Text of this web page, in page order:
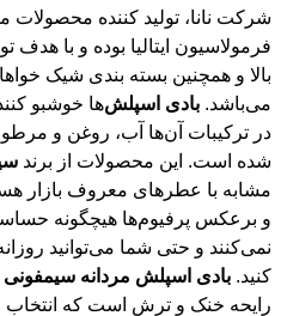
شرکت نانا، تولید کننده
فرمولاسیون ایتالیا بوده و با هدف
بالا و همچنین بسته بندی شیک
می‌باشد. بادی اسپلش‌ها خوشبو
در ترکیبات آن‌ها
شده است. این محصولات از برند
کنید. بادی اسپلش مردانه سیمفونی